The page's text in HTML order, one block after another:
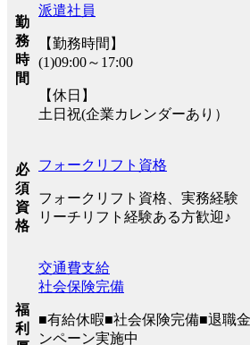
勤
務
時
間
派遣社員
【勤務時間】
(1)09:00～17:00
【休日】
土日祝(企業カレンダーあり）
必
須
資
格
フォークリフト資格
フォークリフト資格、実務経験
リーチリフト経験ある方歓迎♪
福
利
交通費支給
社会保険完備
■有給休暇■社会保険完備■退職
ンペーン実施中